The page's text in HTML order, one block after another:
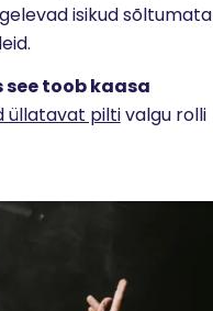
isikud sõltumata
toob kaasa
üllatavat piltivalgu rolli